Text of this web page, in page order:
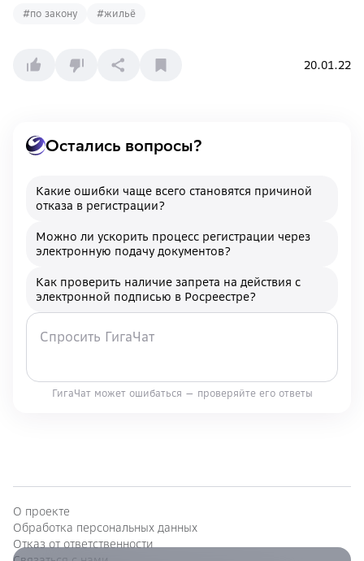
#по закону #жильё
20.01.22
Остались вопросы?
Какие ошибки чаще всего становятся причиной
отказа в регистрации?
Можно ли ускорить процесс регистрации через
электронную подачу документов?
Как проверить наличие запрета на действия с
электронной подписью в Росреестре?
ГигаЧат может ошибаться — проверяйте его ответы
О проекте
Обработка персональных данных
Отказ от ответственности